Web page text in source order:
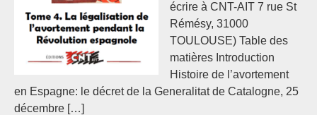
écrire à CNT-AIT 7 rue St
Rémésy, 31000
TOULOUSE) Table des
matières Introduction
Histoire de l’avortement
en Espagne: le décret de la Generalitat de Catalogne, 25
décembre […]